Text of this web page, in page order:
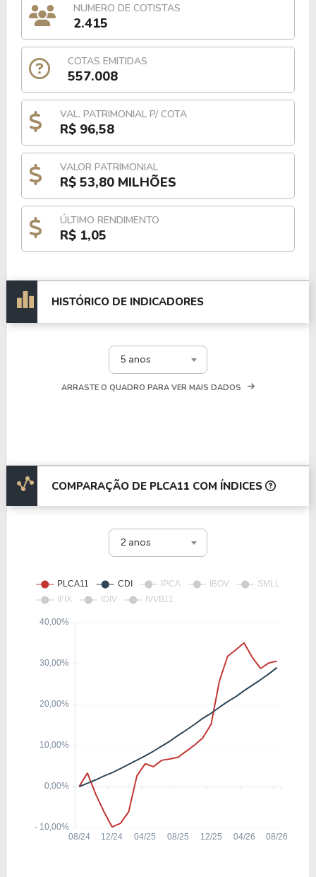
NUMERO DE COTISTAS
2.415
COTAS EMITIDAS
557.008
VAL. PATRIMONIAL P/ COTA
R$ 96,58
VALOR PATRIMONIAL
R$ 53,80 MILHÕES
ÚLTIMO RENDIMENTO
R$ 1,05
HISTÓRICO DE INDICADORES
5 anos
ARRASTE O QUADRO PARA VER MAIS DADOS
COMPARAÇÃO DE PLCA11 COM ÍNDICES
2 anos